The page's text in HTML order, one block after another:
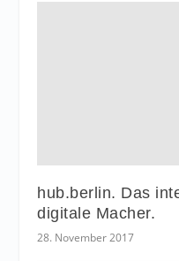
hub.berlin. Das
digitale Macher.
28. November 2017